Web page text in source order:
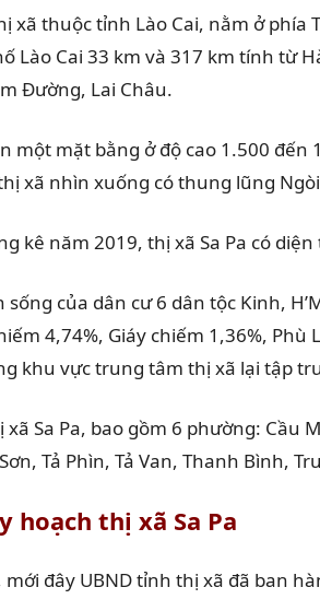
xã thuộc tỉnh Lào Cai, nằm ở phía
Lào Cai 33 km và 317 km tính từ
Đường, Lai Châu.
một mặt bằng ở độ cao 1.500
xã nhìn xuống có thung lũng
kê năm 2019, thị xã Sa Pa có
của dân cư 6 dân tộc Kinh,
4,74%, Giáy chiếm 1,36%,
khu vực trung tâm thị xã lại tập
xã Sa Pa, bao gồm 6 phường: Cầu
Tả Phìn, Tả Van, Thanh Bình,
hoạch thị xã Sa Pa
mới đây UBND tỉnh thị xã đã ban